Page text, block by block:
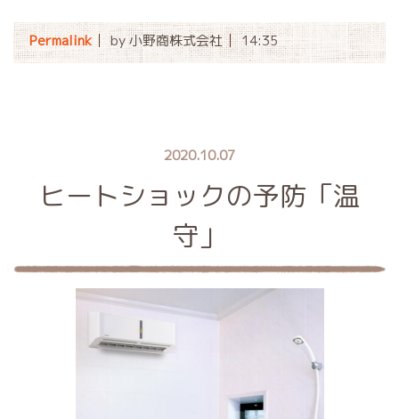
Permalink by 小野商株式会社 14:35
2020.10.07
ヒートショックの予防「温
守」